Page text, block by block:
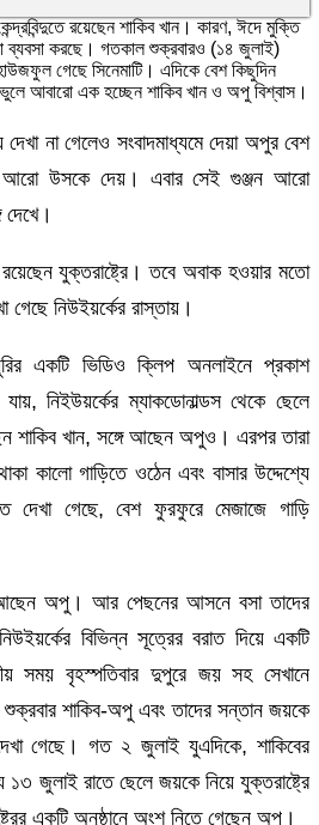
রয়েছেন শাকিব খান। কারণ, ঈদে মুক্তি
ব্যবসা করছে। গতকাল শুক্রবারও (১৪ জুলাই)
গেছে সিনেমাটি। এদিকে বেশ কিছুদিন
আবারো এক হচ্ছেন শাকিব খান ও অপু বিশ্বাস।
না গেলেও সংবাদমাধ্যমে দেয়া অপুর বেশ
আরো উসকে দেয়। এবার সেই গুঞ্জন আরো
যুক্তরাষ্ট্রে। তবে অবাক হওয়ার মতো
নিউইয়র্কের রাস্তায়।
একটি ভিডিও ক্লিপ অনলাইনে প্রকাশ
নিইউয়র্কের ম্যাকডোনাল্ডস থেকে ছেলে
শাকিব খান, সঙ্গে আছেন অপুও। এরপর তারা
কালো গাড়িতে ওঠেন এবং বাসার উদ্দেশ্যে
দেখা গেছে, বেশ ফুরফুরে মেজাজে গাড়ি
অপু। আর পেছনের আসনে বসা তাদের
বিভিন্ন সূত্রের বরাত দিয়ে একটি
সময় বৃহস্পতিবার দুপুরে জয় সহ সেখানে
শাকিব-অপু এবং তাদের সন্তান জয়কে
গেছে। গত ২ জুলাই যুএদিকে, শাকিবের
১৩ জুলাই রাতে ছেলে জয়কে নিয়ে যুক্তরাষ্ট্রে
একটি অনুষ্ঠানে অংশ নিতে গেছেন অপু।